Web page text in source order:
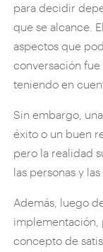
para decidir
que se alcance.
aspectos que
conversación fue
teniendo en
Sin embargo,
éxito o un buen
pero la realidad
las personas y las
Además, luego
implementación,
concepto de